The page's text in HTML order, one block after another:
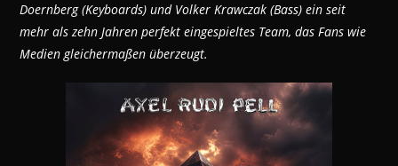
Doernberg (Keyboards) und Volker Krawczak (Bass) ein seit
mehr als zehn Jahren perfekt eingespieltes Team, das Fans wie
Medien gleichermaßen überzeugt.